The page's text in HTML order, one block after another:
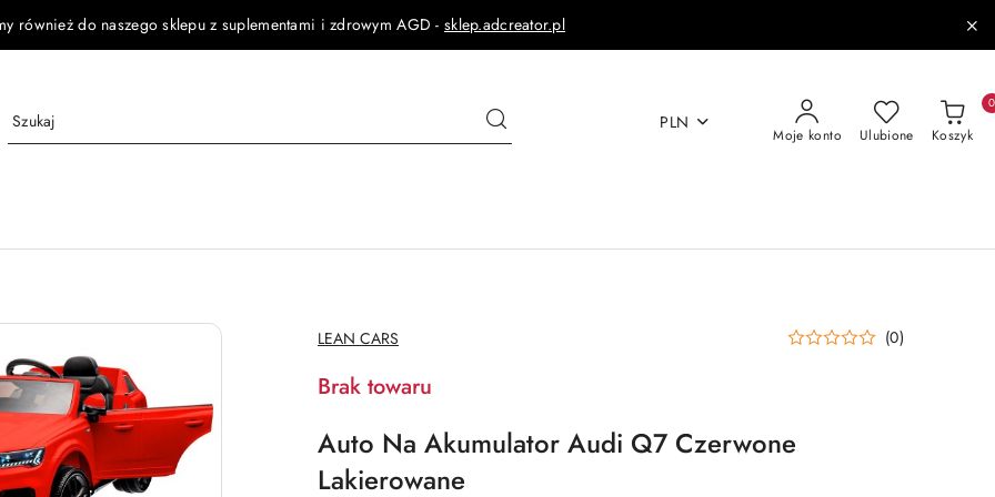
również do naszego sklepu z suplementami i zdrowym AGD - sklep.adcreator.pl
PLN
Moje konto Ulubione Koszyk
0
NAZWA
PRODUCENTA:
LEAN CARS (0)
Brak towaru
Auto Na Akumulator Audi Q7 Czerwone
Lakierowane